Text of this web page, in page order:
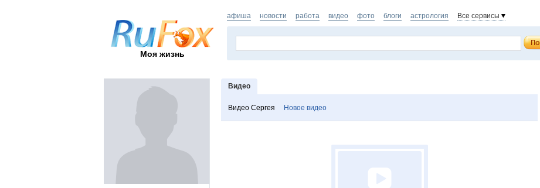
Моя жизнь
афиша новости работа видео фото блоги астрология Все сервисы
Видео
Видео Сергея Новое видео